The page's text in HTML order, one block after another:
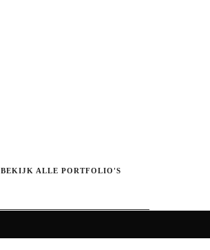
BEKIJK ALLE PORTFOLIO'S